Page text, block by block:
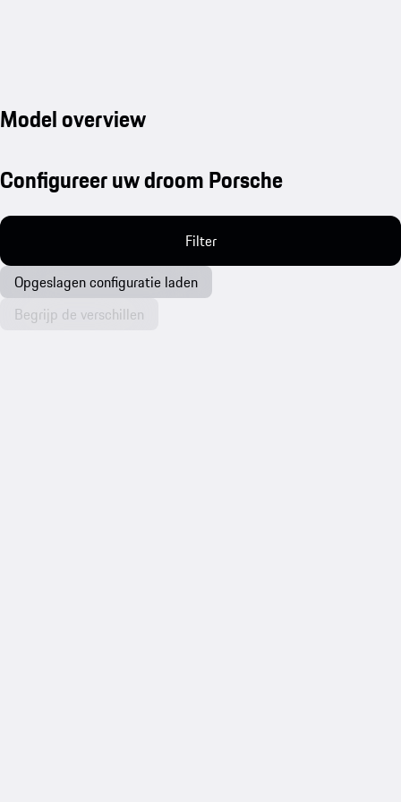
Model overview
Configureer uw droom Porsche
Filter
Opgeslagen configuratie laden
Begrijp de verschillen